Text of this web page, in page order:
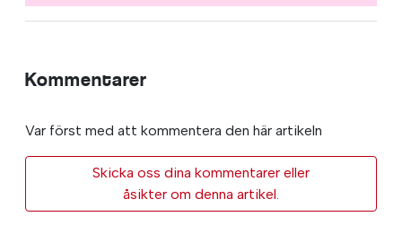
Kommentarer
Var först med att kommentera den här artikeln
Skicka oss dina kommentarer eller
åsikter om denna artikel.